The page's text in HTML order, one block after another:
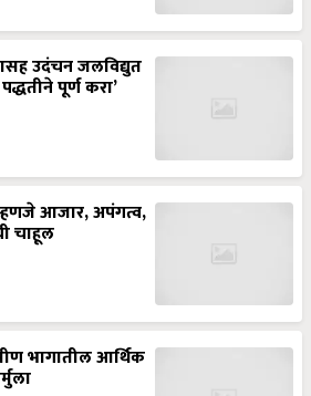
उदंचन जलविद्युत
पूर्ण करा’
आजार, अपंगत्व,
चाहूल
भागातील आर्थिक